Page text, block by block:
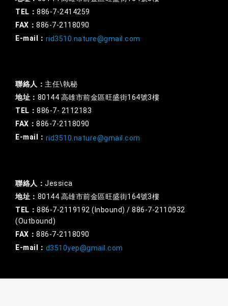
TEL： 886-7-2414259
FAX： 886-7-2118090
E-mail： rid3510.nature@gmail.com
聯絡人： 主任\執秘
地址： 80144 高雄市前金區旺盛街164號3樓
TEL： 886-7- 2112183
FAX： 886-7-2118090
E-mail： rid3510.nature@gmail.com
聯絡人： Jessica
地址： 80144 高雄市前金區旺盛街164號3樓
TEL： 886-7-2119192 (Inbound) / 886-7-2110932
(Outbound)
FAX： 886-7-2118090
E-mail： d3510yep@gmail.com